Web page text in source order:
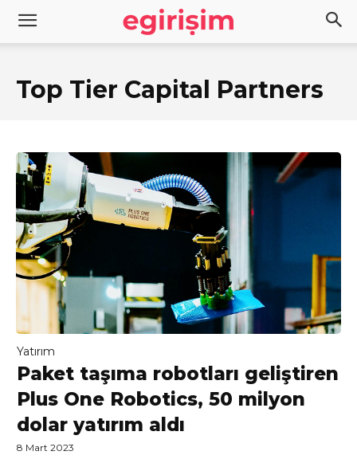
Top Tier Capital Partners
Yatırım
Paket taşıma robotları geliştiren
Plus One Robotics, 50 milyon
dolar yatırım aldı
8 Mart 2023